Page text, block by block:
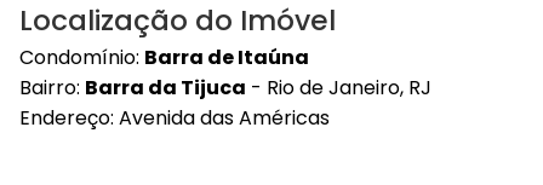
Localização do Imóvel
Condomínio: Barra de Itaúna
Bairro: Barra da Tijuca - Rio de Janeiro, RJ
Endereço: Avenida das Américas